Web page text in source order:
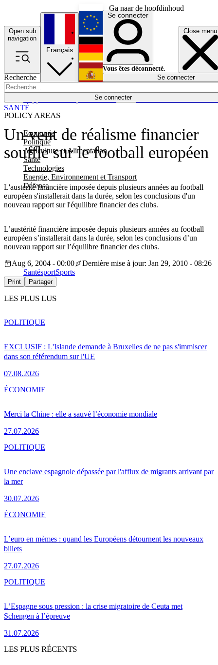
Ga naar de hoofdinhoud
Open sub
navigation
Close menu
Recherche
Se connecter
POLICY AREAS
Economie
Politique
Agriculture et Alimentation
Santé
Technologies
Energie, Environnement et Transport
Défense
Économie
Français
English
Deutsch
Español
Se connecter
Vous êtes déconnecté.
Se connecter
Un vent de réalisme financier
souffle sur le football européen
L'austérité financière imposée depuis plusieurs années au football
européen s'installerait dans la durée, selon les conclusions d'un
nouveau rapport sur l'équilibre financier des clubs.
SANTÉ
L’austérité financière imposée depuis plusieurs années au football
européen s’installerait dans la durée, selon les conclusions d’un
nouveau rapport sur l’équilibre financier des clubs.
Aug 6, 2004 - 00:00
Dernière mise à jour: Jan 29, 2010 - 08:26
SantésportSports
Print Partager
LES PLUS LUS
EXCLUSIF : L'Islande demande à Bruxelles de ne pas s'immiscer
dans son référendum sur l'UE
07.08.2026
POLITIQUE
Merci la Chine : elle a sauvé l’économie mondiale
27.07.2026
ÉCONOMIE
Une enclave espagnole dépassée par l'afflux de migrants arrivant par
la mer
30.07.2026
POLITIQUE
L’euro en mèmes : quand les Européens détournent les nouveaux
billets
27.07.2026
ÉCONOMIE
L’Espagne sous pression : la crise migratoire de Ceuta met
Schengen à l’épreuve
31.07.2026
POLITIQUE
LES PLUS RÉCENTS